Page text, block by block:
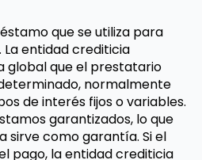
que se utiliza para
entidad crediticia
global que el prestatario
normalmente
de interés fijos o variables.
garantizados, lo que
sirve como garantía. Si el
pago, la entidad crediticia